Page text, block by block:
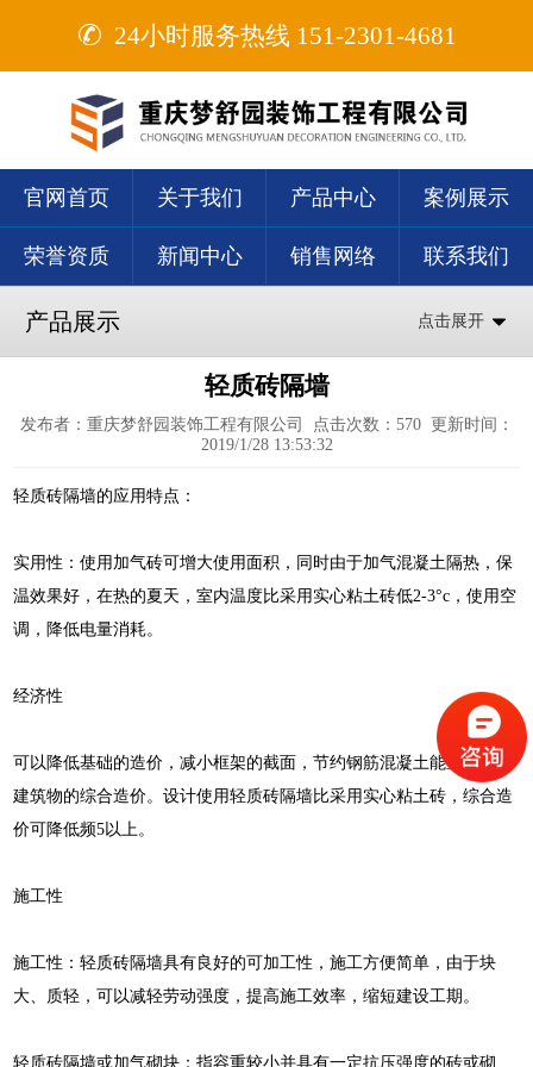
 24小时服务热线 151-2301-4681
官网首页 关于我们 产品中心 案例展示
荣誉资质 新闻中心 销售网络 联系我们
产品展示 点击展开
轻质砖隔墙
发布者：重庆梦舒园装饰工程有限公司 点击次数： 570更新时间：
2019/1/28 13:53:32
轻质砖隔墙的应用特点：
实用性：使用加气砖可增大使用面积，同时由于加气混凝土隔热，保
温效果好，在热的夏天，室内温度比采用实心粘土砖低2-3°c，使用空
调，降低电量消耗。
经济性
可以降低基础的造价，减小框架的截面，节约钢筋混凝土能显著节约
建筑物的综合造价。设计使用轻质砖隔墙比采用实心粘土砖，综合造
价可降低频5以上。
施工性
施工性：轻质砖隔墙具有良好的可加工性，施工方便简单，由于块
大、质轻，可以减轻劳动强度，提高施工效率，缩短建设工期。
轻质砖隔墙或加气砌块：指容重较小并具有一定抗压强度的砖或砌